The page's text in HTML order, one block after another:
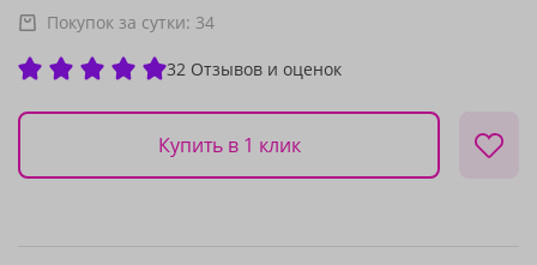
Покупок за сутки: 34
32 Отзывов и оценок
Купить в 1 клик